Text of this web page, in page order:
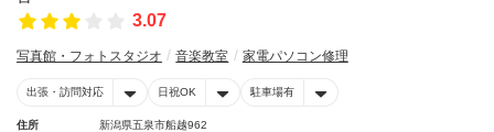
3.07
写真館・フォトスタジオ 音楽教室 家電パソコン修理
出張・訪問対応 日祝OK 駐車場有
住所
新潟県五泉市船越962